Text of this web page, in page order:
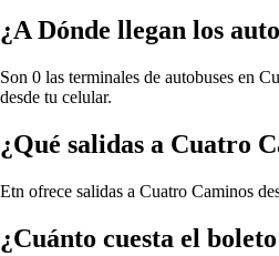
¿A Dónde llegan los
Son 0 las terminales de autobuses en
desde tu celular.
¿Qué salidas a Cuatro
Etn ofrece salidas a Cuatro Caminos
¿Cuánto cuesta el